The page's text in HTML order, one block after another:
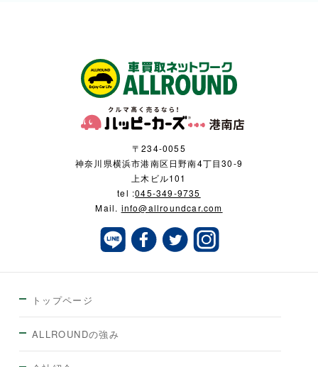
〒234-0055
神奈川県横浜市港南区日野南4丁目30-9
上木ビル101
tel :045-349-9735
Mail. info@allroundcar.com
トップページ
ALLROUNDの強み